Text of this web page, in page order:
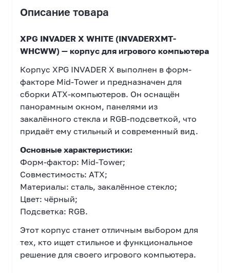
Описание товара
XPG INVADER X WHITE (INVADERXMT-
WHCWW) — корпус для игрового компьютера
Корпус XPG INVADER X выполнен в форм-
факторе Mid-Tower и предназначен для
сборки ATX-компьютеров. Он оснащён
панорамным окном, панелями из
закалённого стекла и RGB-подсветкой, что
придаёт ему стильный и современный вид.
Основные характеристики:
Форм-фактор: Mid-Tower;
Совместимость: ATX;
Материалы: сталь, закалённое стекло;
Цвет: чёрный;
Подсветка: RGB.
Этот корпус станет отличным выбором для
тех, кто ищет стильное и функциональное
решение для своего игрового компьютера.